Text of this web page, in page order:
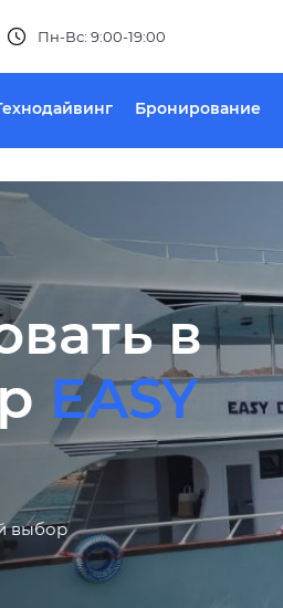
Пн-Вс: 9:00-19:00
Бронирование
в
EASY
выбор